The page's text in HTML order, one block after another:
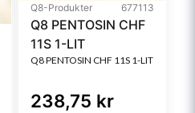
Q8-Produkter 677113
Q8 PENTOSIN CHF
11S 1-LIT
Q8 PENTOSIN CHF 11S 1-LIT
238,75 kr